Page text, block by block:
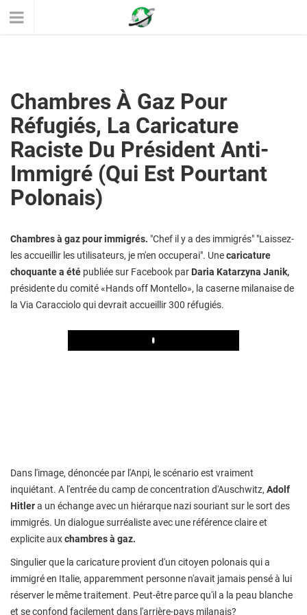
Chambres À Gaz Pour
Réfugiés, La Caricature
Raciste Du Président Anti-
Immigré (qui Est Pourtant
Polonais)
Chambres à gaz pour immigrés. "Chef il y a des immigrés" "Laissez-
les accueillir les utilisateurs, je m'en occuperai". Unecaricature
choquante a été publiée sur Facebook par Daria Katarzyna Janik,
présidente du comité «Hands off Montello», la caserne milanaise de
la Via Caracciolo qui devrait accueillir 300 réfugiés.
Play
Dans l'image, dénoncée par l'Anpi, le scénario est vraiment
inquiétant. A l'entrée du camp de concentration d'Auschwitz, Adolf
Hitlera un échange avec un hiérarque nazi souriant sur le sort des
immigrés. Un dialogue surréaliste avec une référence claire et
explicite auxchambres à gaz.
Singulier que la caricature provient d'un citoyen polonais qui a
immigré en Italie, apparemment personne n'avait jamais pensé à lui
réserver le même traitement. Peut-être parce qu'il a la peau blanche
et se confond facilement dans l'arrière-pays milanais?